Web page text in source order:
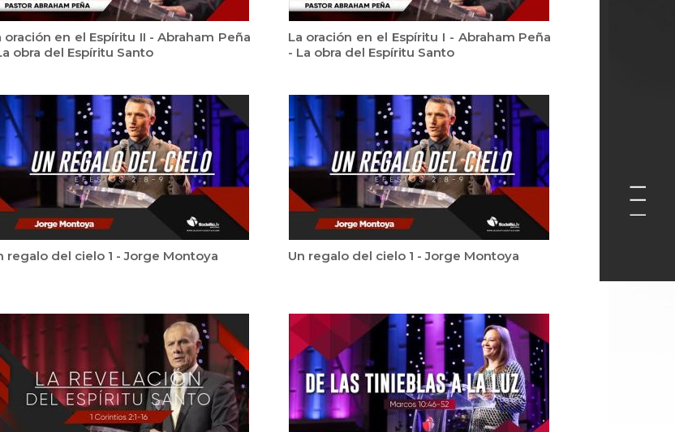
oración en el Espíritu II - Abraham Peña
obra del Espíritu Santo
La oración en el Espíritu I - Abraham Peña
- La obra del Espíritu Santo
regalo del cielo 1 - Jorge Montoya Un regalo del cielo 1 - Jorge Montoya